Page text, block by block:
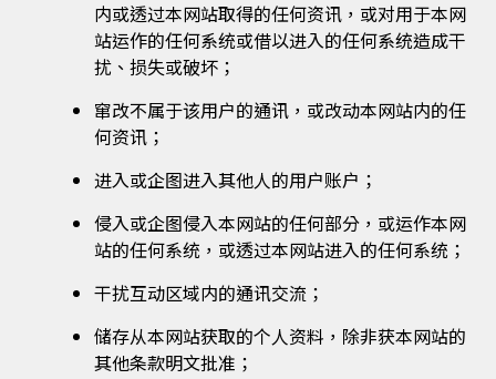
内或透过本网站取得的任何资讯，或对用于本网
站运作的任何系统或借以进入的任何系统造成干
扰、损失或破坏；
窜改不属于该用户的通讯，或改动本网站内的任
何资讯；
进入或企图进入其他人的用户账户；
侵入或企图侵入本网站的任何部分，或运作本网
站的任何系统，或透过本网站进入的任何系统；
干扰互动区域内的通讯交流；
储存从本网站获取的个人资料，除非获本网站的
其他条款明文批准；